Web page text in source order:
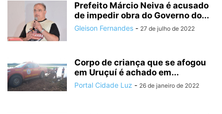
Prefeito Márcio Neiva é acusado
de impedir obra do Governo do...
Gleison Fernandes - 27 de julho de 2022
Corpo de criança que se afogou
em Uruçuí é achado em...
Portal Cidade Luz - 26 de janeiro de 2022